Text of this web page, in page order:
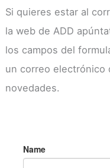
Si quieres estar al
la web de ADD
los campos del
un correo electrónico
novedades.